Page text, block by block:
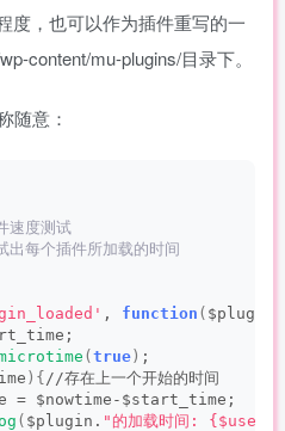
度，也可以作为插件重写的一
content/mu-plugins/目录下。
随意：
度测试
个插件所加载的时间
, function ( $plugin
( true ) ;
){ //存在上一个开始的时间
= $nowtime-$start_time;
( $plugin. "的加载时间: